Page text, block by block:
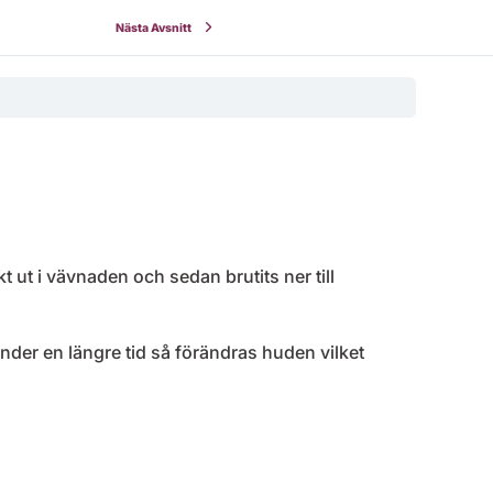
Nästa Avsnitt
ut i vävnaden och sedan brutits ner till
en längre tid så förändras huden vilket